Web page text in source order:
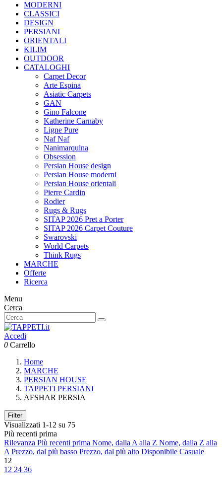
MODERNI
CLASSICI
DESIGN
PERSIANI
ORIENTALI
KILIM
OUTDOOR
CATALOGHI
Carpet Decor
Arte Espina
Asiatic Carpets
GAN
Gino Falcone
Katherine Carnaby
Ligne Pure
Naf Naf
Nanimarquina
Obsession
Persian House design
Persian House moderni
Persian House orientali
Pierre Cardin
Rodier
Rugs & Rugs
SITAP 2026 Pret a Porter
SITAP 2026 Carpet Couture
Swarovski
World Carpets
Think Rugs
MARCHE
Offerte
Ricerca
Menu
Cerca
Accedi
0 Carrello
Home
MARCHE
PERSIAN HOUSE
TAPPETI PERSIANI
AFSHAR PERSIA
Filter
Visualizzati 1-12 su 75
Più recenti prima
Rilevanza Più recenti prima Nome, dalla A alla Z Nome, dalla Z alla
A Prezzo, dal più basso Prezzo, dal più alto Disponibile Casuale
12
12 24 36